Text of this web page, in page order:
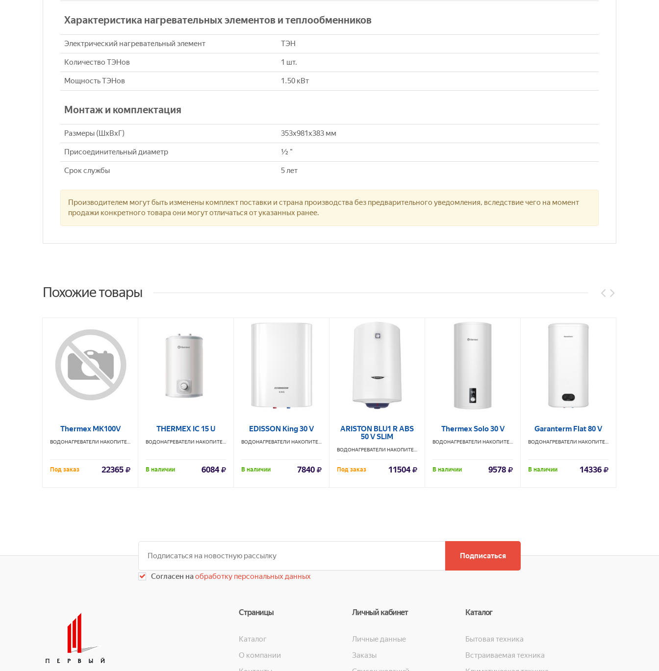
Характеристика нагревательных элементов и теплообменников
Электрический нагревательный элемент ТЭН
Количество ТЭНов 1 шт.
Мощность ТЭНов 1.50 кВт
Монтаж и комплектация
Размеры (ШхВхГ) 353x981x383 мм
Присоединительный диаметр ½ "
Срок службы 5 лет
Производителем могут быть изменены комплект поставки и страна производства без предварительного уведомления, вследствие чего на момент
продажи конкретного товара они могут отличаться от указанных ранее.
Похожие товары
Thermex MK100V
THERMEX
Под заказ 22365
THERMEX IC 15 U
В наличии 6084
EDISSON King 30 V
В наличии 7840
ARISTON BLU1 R ABS
50 V SLIM
Под заказ 11504
Thermex Solo 30 V
THERMEX
В наличии 9578
Garanterm Flat 80 V
В наличии 14336
Подписаться
Согласен наобработку персональных данных
Страницы
Каталог
О компании
Личный кабинет
Личные данные
Заказы
Каталог
Бытовая техника
Встраиваемая техника